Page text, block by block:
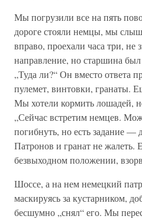
Мы погрузили все на пять
дороге стояли немцы, мы
вправо, проехали часа три, не
направление, но старшина
„Туда ли?“ Он вместо ответа
пулемет, винтовки, гранаты.
Мы хотели кормить лошадей,
„Сейчас встретим немцев.
погибнуть, но есть задание —
Патронов и гранат не жалеть.
безвыходном положении,
Шоссе, а на нем немецкий
маскируясь за кустарником,
бесшумно „снял“ его. Мы